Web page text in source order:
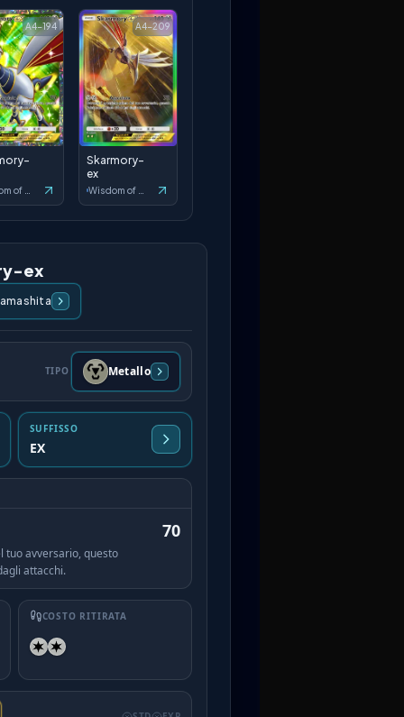
A4-194 A4-209
Skarmory-
ex
ex
TIPO Metallo
SUFFISSO
EX
tuo avversario, questo
attacchi.
70
COSTO RITIRATA